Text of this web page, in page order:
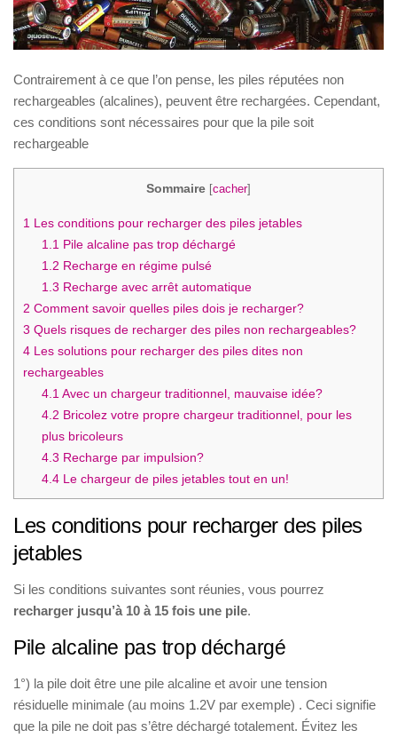
Contrairement à ce que l’on pense, les piles réputées non
rechargeables (alcalines), peuvent être rechargées. Cependant,
ces conditions sont nécessaires pour que la pile soit
rechargeable
Sommaire [cacher]
1 Les conditions pour recharger des piles jetables
1.1 Pile alcaline pas trop déchargé
1.2 Recharge en régime pulsé
1.3 Recharge avec arrêt automatique
2 Comment savoir quelles piles dois je recharger?
3 Quels risques de recharger des piles non rechargeables?
4 Les solutions pour recharger des piles dites non
rechargeables
4.1Avec un chargeur traditionnel, mauvaise idée?
4.2 Bricolez votre propre chargeur traditionnel, pour les
plus bricoleurs
4.3 Recharge par impulsion?
4.4 Le chargeur de piles jetables tout en un!
Les conditions pour recharger des piles
jetables
Si les conditions suivantes sont réunies, vous pourrez
recharger jusqu’à 10 à 15 fois une pile.
Pile alcaline pas trop déchargé
1°) la pile doit être une pile alcaline et avoir une tension
résiduelle minimale (au moins 1.2V par exemple) . Ceci signifie
que la pile ne doit pas s’être déchargé totalement. Évitez les